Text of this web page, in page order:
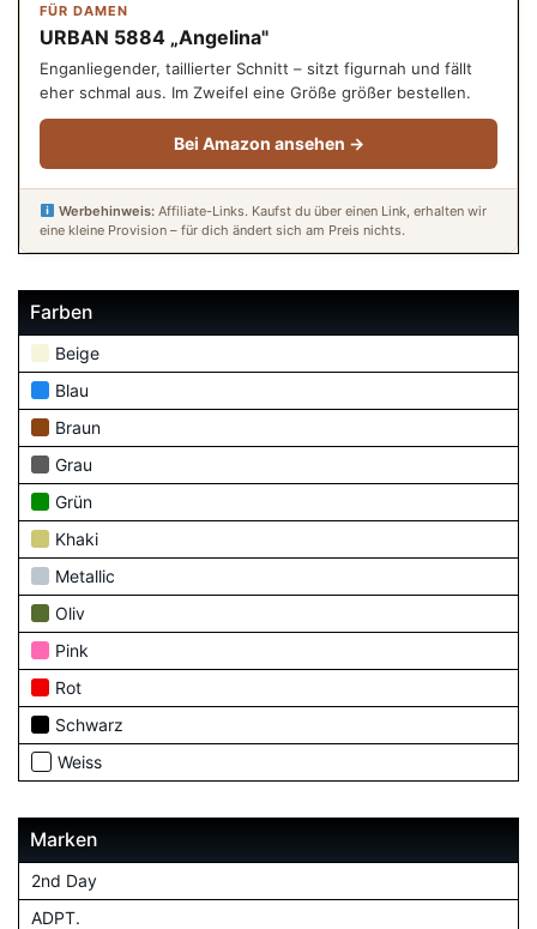
FÜR DAMEN
URBAN 5884 „Angelina"
Enganliegender, taillierter Schnitt – sitzt figurnah und fällt
eher schmal aus. Im Zweifel eine Größe größer bestellen.
Bei Amazon ansehen →
Werbehinweis:Affiliate-Links. Kaufst du über einen Link, erhalten wir
eine kleine Provision – für dich ändert sich am Preis nichts.
Farben
Beige
Blau
Braun
Grau
Grün
Khaki
Metallic
Oliv
Pink
Rot
Schwarz
Weiss
Marken
2nd Day
ADPT.